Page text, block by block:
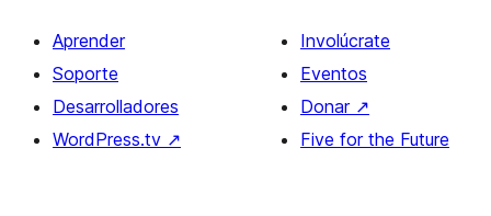
Aprender
Soporte
Desarrolladores
WordPress.tv ↗
Involúcrate
Eventos
Donar ↗
Five for the Future